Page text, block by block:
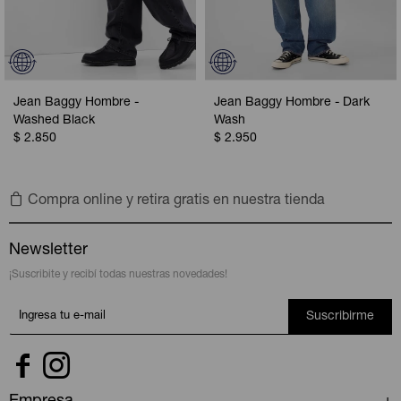
Jean Baggy Hombre -
Washed Black
$ 2.850
Jean Baggy Hombre - Dark
Wash
$ 2.950
Compra online y retira gratis en nuestra tienda
Newsletter
¡Suscribite y recibí todas nuestras novedades!
Suscribirme
 